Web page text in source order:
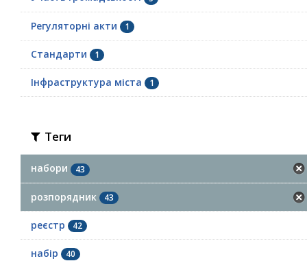
Регуляторні акти 1
Стандарти 1
Інфраструктура міста 1
Теги
набори 43
розпорядник 43
реєстр 42
набір 40